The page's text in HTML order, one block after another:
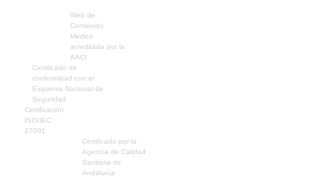
Web de
Contenido
Médico
acreditada por la
AACI
Certificado de
conformidad con el
Esquema Nacional de
Seguridad
Certificación
ISO/IEC
27001
Certificado por la
Agencia de Calidad
Sanitaria de
Andalucía